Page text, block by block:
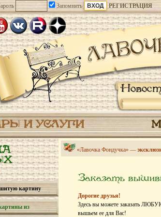
Запомнить РЕГИСТРАЦИЯ
И УСЛУГИ
картину
из
«Лавочка Фондучка» —
Заказать
Дорогие друзья!
Здесь вы можете заказать
вышьем ее для Вас!